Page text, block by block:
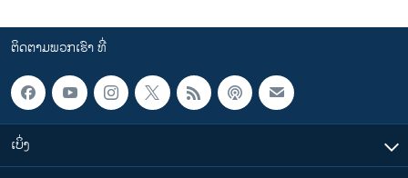
ຕິດຕາມພວກເຮົາ ທີ່
ເບິ່ງ